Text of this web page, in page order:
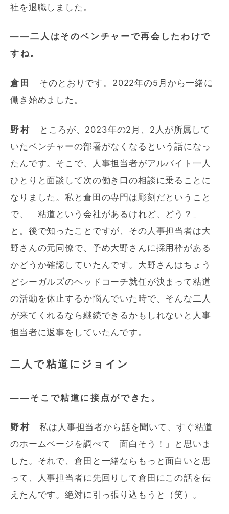
社を退職しました。
――二人はそのベンチャーで再会したわけで
すね。
倉田
そのとおりです。2022年の5月から一緒に
働き始めました。
野村 ところが、2023年の2月、2人が所属して
いたベンチャーの部署がなくなるという話になっ
たんです。そこで、人事担当者がアルバイト一人
ひとりと面談して次の働き口の相談に乗ることに
なりました。私と倉田の専門は彫刻だということ
で、「粘道という会社があるけれど、どう？」
と。後で知ったことですが、その人事担当者は大
野さんの元同僚で、予め大野さんに採用枠がある
かどうか確認していたんです。大野さんはちょう
どシーガルズのヘッドコーチ就任が決まって粘道
の活動を休止するか悩んでいた時で、そんな二人
が来てくれるなら継続できるかもしれないと人事
担当者に返事をしていたんです。
二人で粘道にジョイン
――そこで粘道に接点ができた。
野村 私は人事担当者から話を聞いて、すぐ粘道
のホームページを調べて「面白そう！」と思いま
した。それで、倉田と一緒ならもっと面白いと思
って、人事担当者に先回りして倉田にこの話を伝
えたんです。絶対に引っ張り込もうと（笑）。